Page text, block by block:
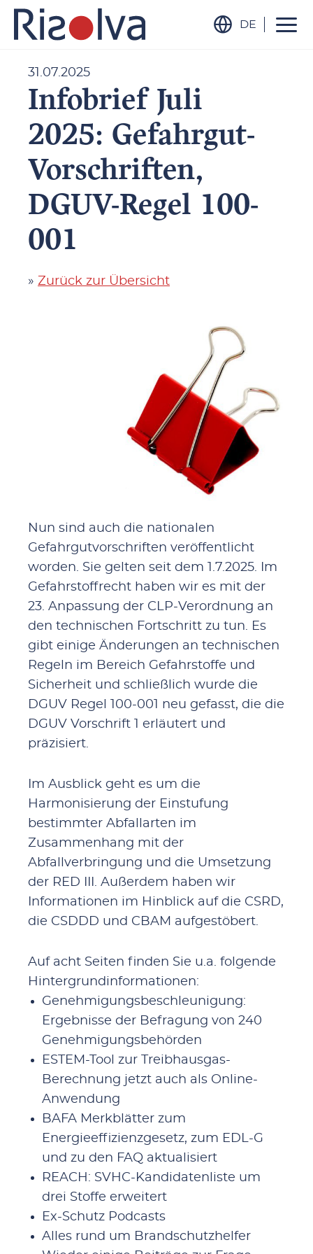
DE
31.07.2025
Infobrief Juli
2025: Gefahrgut-
Vorschriften,
DGUV-Regel 100-
001
» Zurück zur Übersicht
Nun sind auch die nationalen
Gefahrgutvorschriften veröffentlicht
worden. Sie gelten seit dem 1.7.2025. Im
Gefahrstoffrecht haben wir es mit der
23. Anpassung der CLP-Verordnung an
den technischen Fortschritt zu tun. Es
gibt einige Änderungen an technischen
Regeln im Bereich Gefahrstoffe und
Sicherheit und schließlich wurde die
DGUV Regel 100-001 neu gefasst, die die
DGUV Vorschrift 1 erläutert und
präzisiert.
Im Ausblick geht es um die
Harmonisierung der Einstufung
bestimmter Abfallarten im
Zusammenhang mit der
Abfallverbringung und die Umsetzung
der RED III. Außerdem haben wir
Informationen im Hinblick auf die CSRD,
die CSDDD und CBAM aufgestöbert.
Auf acht Seiten finden Sie u.a. folgende
Hintergrundinformationen:
Genehmigungsbeschleunigung:
Ergebnisse der Befragung von 240
Genehmigungsbehörden
ESTEM-Tool zur Treibhausgas-
Berechnung jetzt auch als Online-
Anwendung
BAFA Merkblätter zum
Energieeffizienzgesetz, zum EDL-G
und zu den FAQ aktualisiert
REACH: SVHC-Kandidatenliste um
drei Stoffe erweitert
Ex-Schutz Podcasts
Alles rund um Brandschutzhelfer